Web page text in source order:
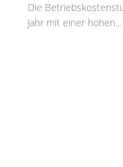
Die
Jahr mit einer hohen...